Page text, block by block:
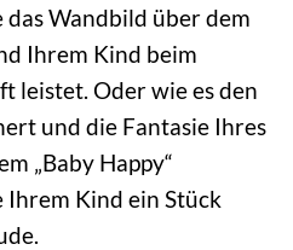
das Wandbild über dem
Ihrem Kind beim
leistet. Oder wie es den
und die Fantasie Ihres
„Baby Happy“
Ihrem Kind ein Stück